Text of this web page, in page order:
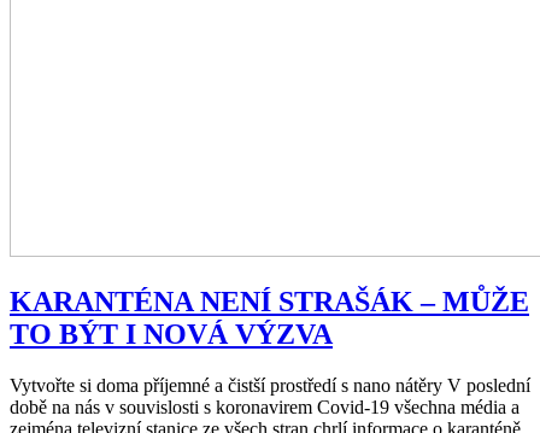
KARANTÉNA NENÍ STRAŠÁK – MŮŽE
TO BÝT I NOVÁ VÝZVA
Vytvořte si doma příjemné a čistší prostředí s nano nátěry V poslední
době na nás v souvislosti s koronavirem Covid-19 všechna média a
zejména televizní stanice ze všech stran chrlí informace o karanténě,